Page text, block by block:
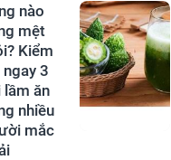
nào
mệt
Kiểm
3
lầm ăn
nhiều
mắc